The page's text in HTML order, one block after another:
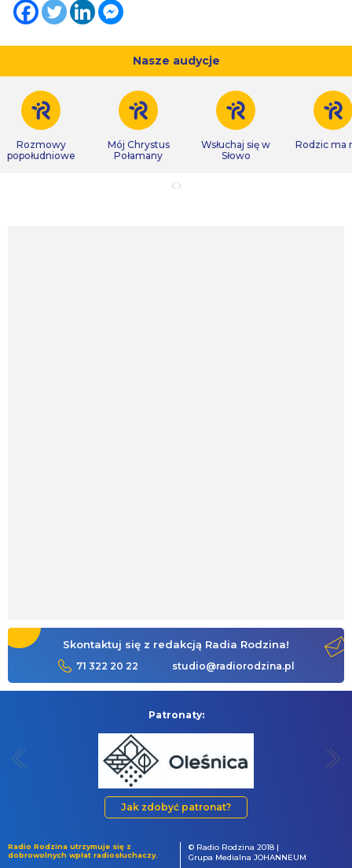
Nasze audycje
Rozmowy
popołudniowe
Mój Chrystus
Połamany
Wsłuchaj się w
Słowo
Rodzic ma
Skontaktuj się z redakcją Radia Rodzina!
71 322 20 22 studio@radiorodzina.pl
Patronaty:
Jak zdobyć patronat?
Radio Rodzina utrzymuje się z
dobrowolnych wpłat radiosłuchaczy.
© Radio Rodzina 2018 |
Grupa Medialna JOHANNEUM